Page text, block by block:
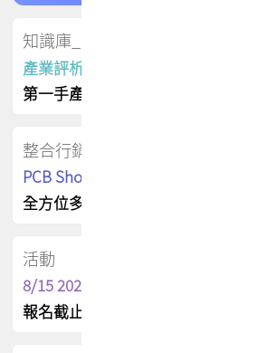
知識庫_會員專屬
產業評析報告
第一手產業資訊
整合行銷
PCB Shop 採購指南
全方位多元曝光方案
活動
8/15 2026 TPCA健康盃保齡球聯誼賽
報名截止日 : 8/3 活動日期 : 8/15